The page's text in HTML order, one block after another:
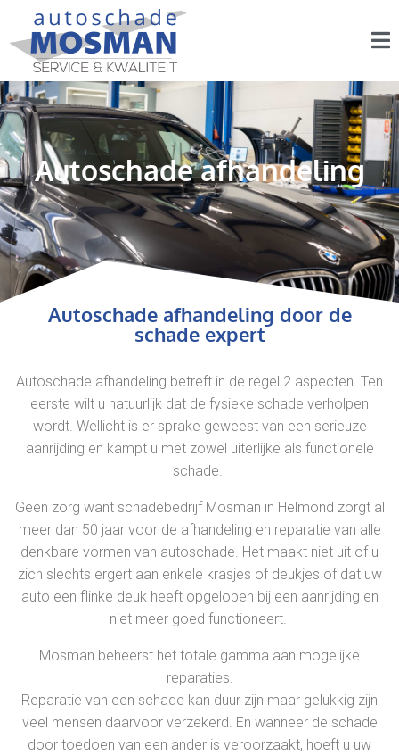
Autoschade afhandeling
Autoschade afhandeling door de
schade expert
Autoschade afhandeling betreft in de regel 2 aspecten. Ten
eerste wilt u natuurlijk dat de fysieke schade verholpen
wordt. Wellicht is er sprake geweest van een serieuze
aanrijding en kampt u met zowel uiterlijke als functionele
schade.
Geen zorg want schadebedrijf Mosman in Helmond zorgt al
meer dan 50 jaar voor de afhandeling en reparatie van alle
denkbare vormen van autoschade. Het maakt niet uit of u
zich slechts ergert aan enkele krasjes of deukjes of dat uw
auto een flinke deuk heeft opgelopen bij een aanrijding en
niet meer goed functioneert.
Mosman beheerst het totale gamma aan mogelijke
reparaties.
Reparatie van een schade kan duur zijn maar gelukkig zijn
veel mensen daarvoor verzekerd. En wanneer de schade
door toedoen van een ander is veroorzaakt, hoeft u uw